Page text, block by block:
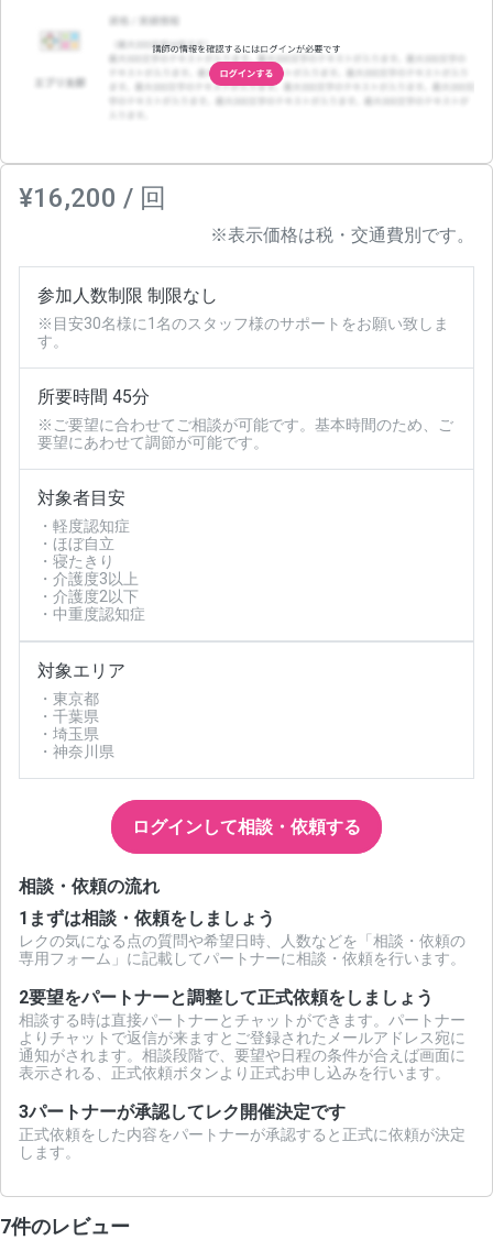
¥16,200 / 回
※表示価格は税・交通費別です。
参加人数制限 制限なし
※目安30名様に1名のスタッフ様のサポートをお願い致しま
す。
所要時間 45分
※ご要望に合わせてご相談が可能です。基本時間のため、ご
要望にあわせて調節が可能です。
対象者目安
・軽度認知症
・ほぼ自立
・寝たきり
・介護度3以上
・介護度2以下
・中重度認知症
対象エリア
・東京都
・千葉県
・埼玉県
・神奈川県
ログインして相談・依頼する
相談・依頼の流れ
1 まずは相談・依頼をしましょう
レクの気になる点の質問や希望日時、人数などを「相談・依頼の
専用フォーム」に記載してパートナーに相談・依頼を行います。
2要望をパートナーと調整して正式依頼をしましょう
相談する時は直接パートナーとチャットができます。パートナー
よりチャットで返信が来ますとご登録されたメールアドレス宛に
通知がされます。相談段階で、要望や日程の条件が合えば画面に
表示される、正式依頼ボタンより正式お申し込みを行います。
3パートナーが承認してレク開催決定です
正式依頼をした内容をパートナーが承認すると正式に依頼が決定
します。
7件のレビュー